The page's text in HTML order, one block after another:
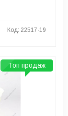
Код: 22517-19
Топ продаж